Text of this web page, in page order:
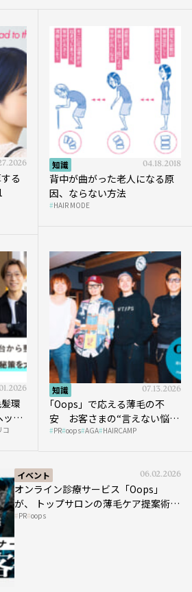
る
知識 04.18.2018
背中が曲がった老人になる原
因、ならない方法
HAIR MODE
環
ッド
を
コ
知識 07.13.2026
｢Oops」で応える薄毛の不
安 お客さまの“言えない悩
み”にどう向き合う？ ＃01
PR oops AGA HAIRCAMP
イベント 06.02.2026
オンライン診療サービス「Oops」
が、 トップサロンの薄毛ケア提案術を
HAIRCAMPで公開！
PR oops